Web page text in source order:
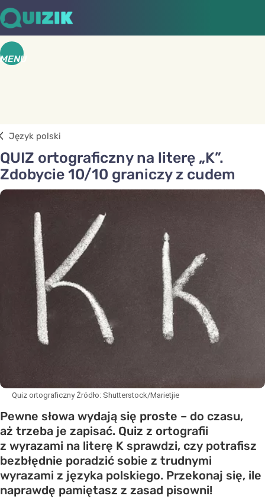
MENU
Język polski
QUIZ ortograficzny na literę „K”.
Zdobycie 10/10 graniczy z cudem
Quiz ortograficzny Źródło: Shutterstock/Marietjie
Pewne słowa wydają się proste – do czasu,
aż trzeba je zapisać. Quiz z ortografii
z wyrazami na literę K sprawdzi, czy potrafisz
bezbłędnie poradzić sobie z trudnymi
wyrazami z języka polskiego. Przekonaj się, ile
naprawdę pamiętasz z zasad pisowni!